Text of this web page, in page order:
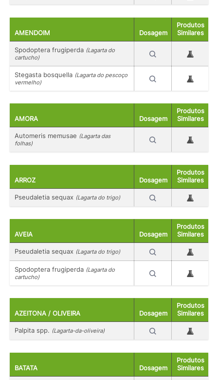
AMENDOIM Dosagem
Produtos
Similares
Spodoptera frugiperda (Lagarta do
cartucho)
Stegasta bosquella (Lagarta do pescoço
vermelho)
AMORA Dosagem
Produtos
Similares
Automeris memusae (Lagarta das
folhas)
ARROZ Dosagem
Produtos
Similares
Pseudaletia sequax (Lagarta do trigo)
AVEIA Dosagem
Produtos
Similares
Pseudaletia sequax (Lagarta do trigo)
Spodoptera frugiperda (Lagarta do
cartucho)
AZEITONA / OLIVEIRA Dosagem
Produtos
Similares
Palpita spp. (Lagarta-da-oliveira)
BATATA Dosagem
Produtos
Similares